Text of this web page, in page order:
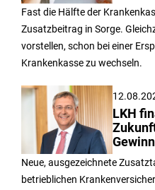
Fast die Hälfte der
Zusatzbeitrag in Sorge.
vorstellen, schon bei einer
Krankenkasse zu wechseln.
LKH
Neue, ausgezeichnete
betrieblichen